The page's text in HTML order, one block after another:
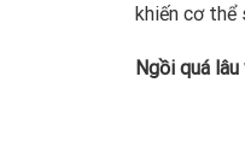
khiến cơ thể
Ngồi quá